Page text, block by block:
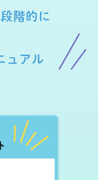
階的に
ュアル